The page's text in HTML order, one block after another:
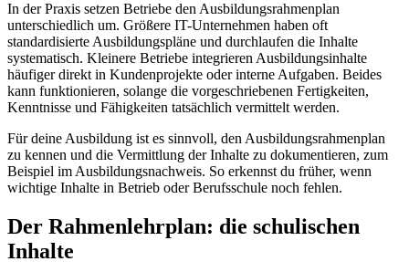
In der Praxis setzen Betriebe den Ausbildungsrahmenplan
unterschiedlich um. Größere IT-Unternehmen haben oft
standardisierte Ausbildungspläne und durchlaufen die Inhalte
systematisch. Kleinere Betriebe integrieren Ausbildungsinhalte
häufiger direkt in Kundenprojekte oder interne Aufgaben. Beides
kann funktionieren, solange die vorgeschriebenen Fertigkeiten,
Kenntnisse und Fähigkeiten tatsächlich vermittelt werden.
Für deine Ausbildung ist es sinnvoll, den Ausbildungsrahmenplan
zu kennen und die Vermittlung der Inhalte zu dokumentieren, zum
Beispiel im Ausbildungsnachweis. So erkennst du früher, wenn
wichtige Inhalte in Betrieb oder Berufsschule noch fehlen.
Der Rahmenlehrplan: die schulischen
Inhalte